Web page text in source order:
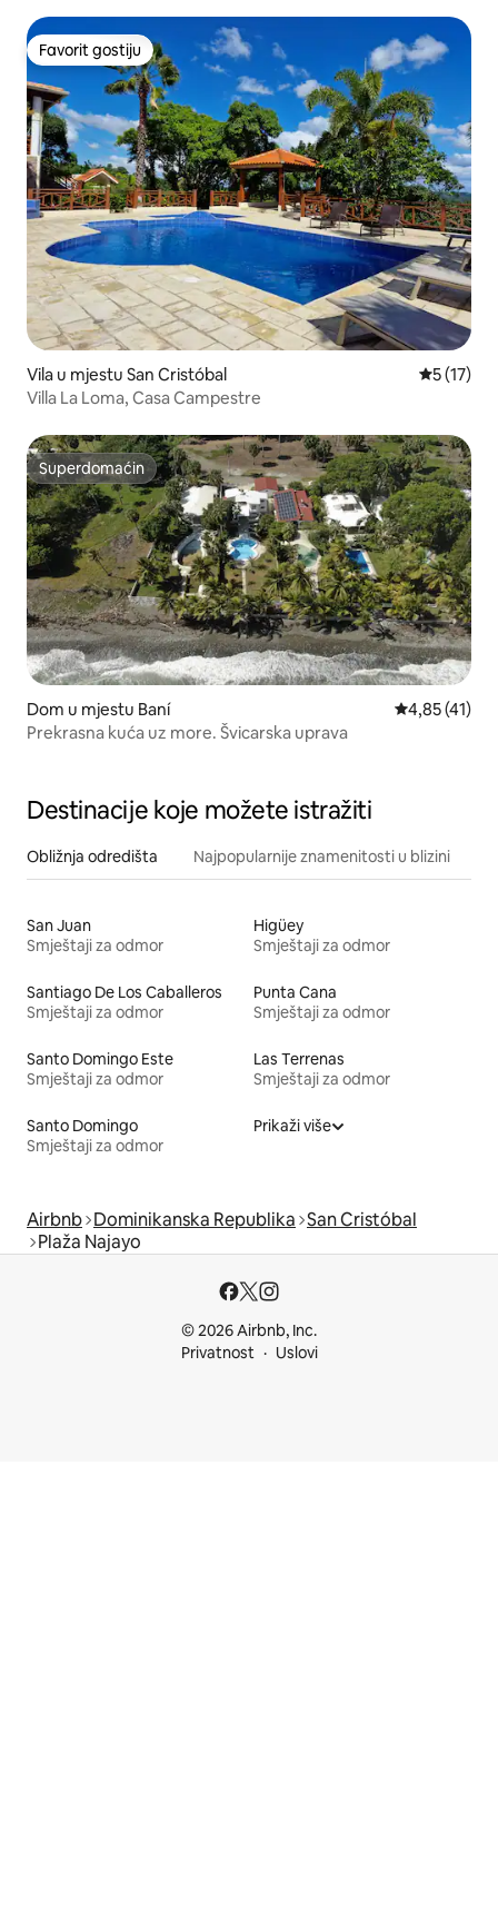
Favorit gostiju
Favorit gostiju
Vila u mjestu San Cristóbal Prosječna
5 (17)
Villa La Loma, Casa Campestre
Superdomaćin
Superdomaćin
Dom u mjestu Baní Prosječna
4,85 (41)
Prekrasna kuća uz more. Švicarska uprava
Destinacije koje možete istražiti
Obližnja odredišta Najpopularnije znamenitosti u blizini
San Juan
Smještaji za odmor
Higüey
Smještaji za odmor
Santiago De Los Caballeros
Smještaji za odmor
Punta Cana
Smještaji za odmor
Santo Domingo Este
Smještaji za odmor
Las Terrenas
Smještaji za odmor
Santo Domingo
Smještaji za odmor
Prikaži više
Airbnb Dominikanska Republika San Cristóbal
Plaža Najayo
© 2026 Airbnb, Inc.
Privatnost
Uslovi